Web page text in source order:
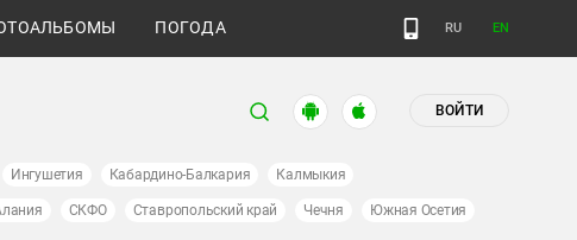
ПОГОДА RU EN
ВОЙТИ
Ингушетия Кабардино-Балкария Калмыкия
СКФО Ставропольский край Чечня Южная Осетия